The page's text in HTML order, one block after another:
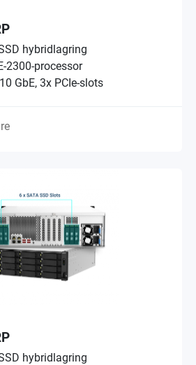
hybridlagring
2300-processor
GbE, 3x PCIe-slots
hybridlagring